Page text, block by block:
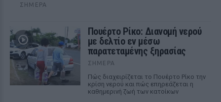
ΣΉΜΕΡΑ
Πουέρτο Ρίκο: Διανομή νερού
με δελτίο εν μέσω
παρατεταμένης ξηρασίας
ΣΉΜΕΡΑ
Πώς διαχειρίζεται το Πουέρτο Ρίκο την
κρίση νερού και πώς επηρεάζεται η
καθημερινή ζωή των κατοίκων